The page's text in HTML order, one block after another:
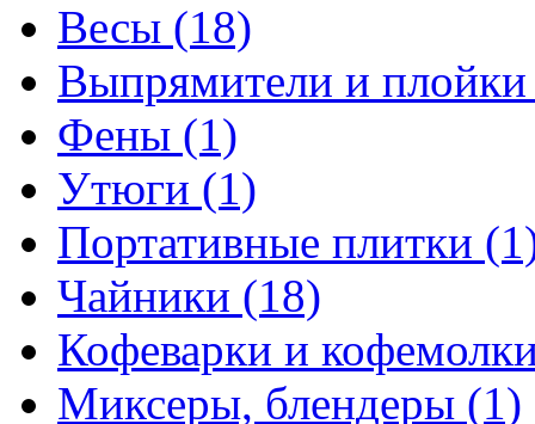
Весы (18)
Выпрямители и
Фены (1)
Утюги (1)
Портативные плитки
Чайники (18)
Кофеварки и
Миксеры, блендеры (1)